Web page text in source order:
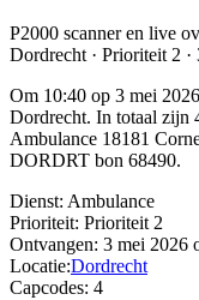
P2000 scanner en live
Dordrecht · Prioriteit 2
Om 10:40 op 3 mei
Dordrecht. In totaal zijn
Ambulance 18181
DORDRT bon 68490.
Dienst: Ambulance
Prioriteit: Prioriteit 2
Ontvangen: 3 mei 2026
Locatie:Dordrecht
Capcodes: 4